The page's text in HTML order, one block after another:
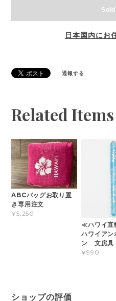
日本国内にお
通報する
Related Items
ABCバッグお取り置
き専用注文
¥5,250
≪ハワイ
ハワイアン
ン 文房
¥990
ショップの評価